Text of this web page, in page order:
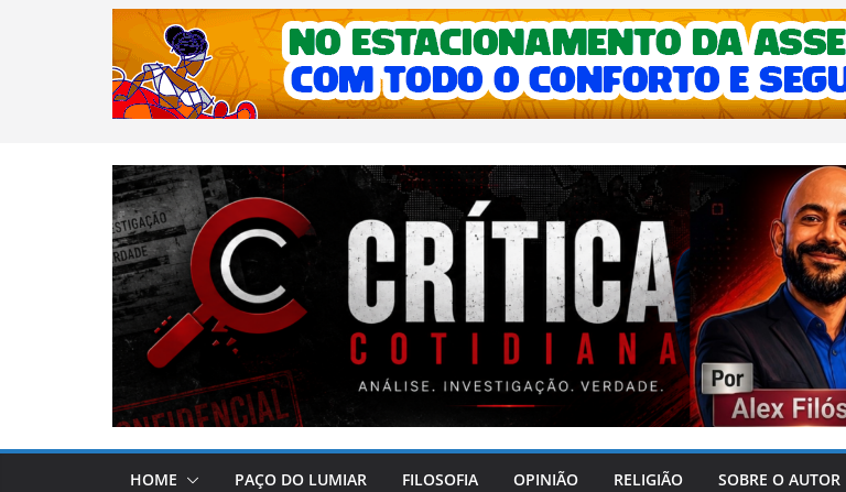
HOME PAÇO DO LUMIAR FILOSOFIA OPINIÃO RELIGIÃO SOBRE O AUTOR